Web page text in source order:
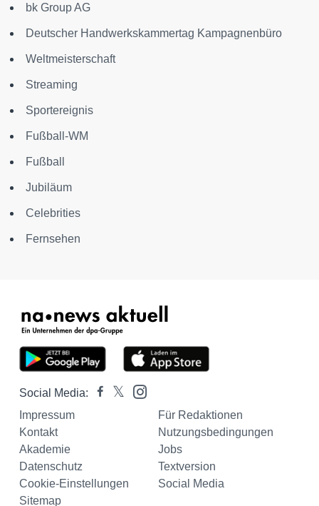
bk Group AG
Deutscher Handwerkskammertag Kampagnenbüro
Weltmeisterschaft
Streaming
Sportereignis
Fußball-WM
Fußball
Jubiläum
Celebrities
Fernsehen
Social Media:
Impressum
Für Redaktionen
Kontakt
Nutzungsbedingungen
Akademie
Jobs
Datenschutz
Textversion
Cookie-Einstellungen
Social Media
Sitemap